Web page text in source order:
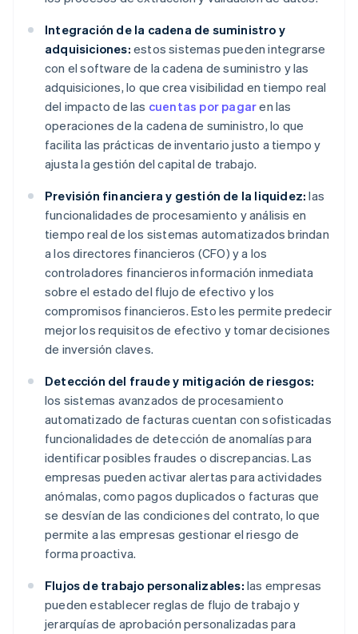
Integración de la cadena de suministro y
adquisiciones: estos sistemas pueden integrarse
con el software de la cadena de suministro y las
adquisiciones, lo que crea visibilidad en tiempo real
del impacto de las cuentas por pagaren las
operaciones de la cadena de suministro, lo que
facilita las prácticas de inventario justo a tiempo y
ajusta la gestión del capital de trabajo.
Previsión financiera y gestión de la liquidez: las
funcionalidades de procesamiento y análisis en
tiempo real de los sistemas automatizados brindan
a los directores financieros (CFO) y a los
controladores financieros información inmediata
sobre el estado del flujo de efectivo y los
compromisos financieros. Esto les permite predecir
mejor los requisitos de efectivo y tomar decisiones
de inversión claves.
Detección del fraude y mitigación de riesgos:
los sistemas avanzados de procesamiento
automatizado de facturas cuentan con sofisticadas
funcionalidades de detección de anomalías para
identificar posibles fraudes o discrepancias. Las
empresas pueden activar alertas para actividades
anómalas, como pagos duplicados o facturas que
se desvían de las condiciones del contrato, lo que
permite a las empresas gestionar el riesgo de
forma proactiva.
Flujos de trabajo personalizables: las empresas
pueden establecer reglas de flujo de trabajo y
jerarquías de aprobación personalizadas para